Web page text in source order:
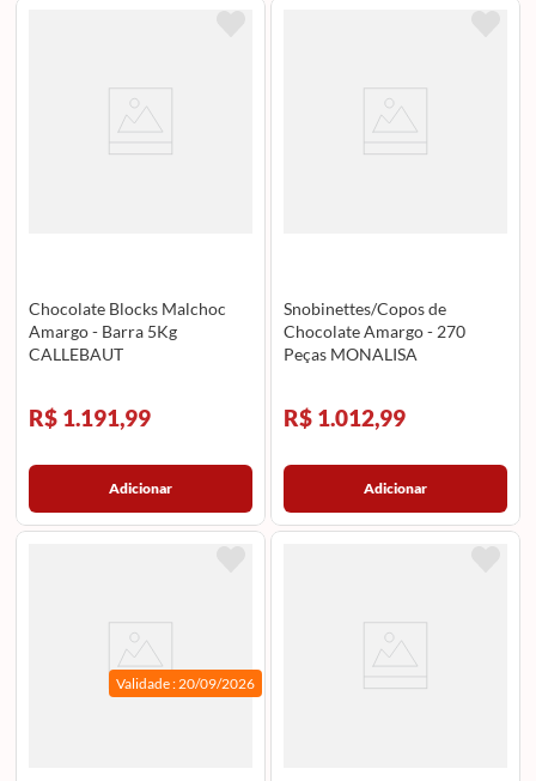
Chocolate Blocks Malchoc
Amargo - Barra 5Kg
CALLEBAUT
R$ 1.191,99
Adicionar
Snobinettes/Copos de
Chocolate Amargo - 270
Peças MONALISA
R$ 1.012,99
Adicionar
Validade :20/09/2026